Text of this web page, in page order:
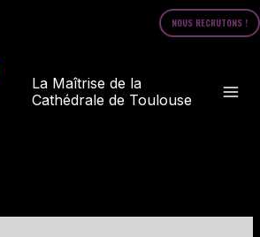
NOUS RECRUTONS !
La Maîtrise de la
Cathédrale de Toulouse